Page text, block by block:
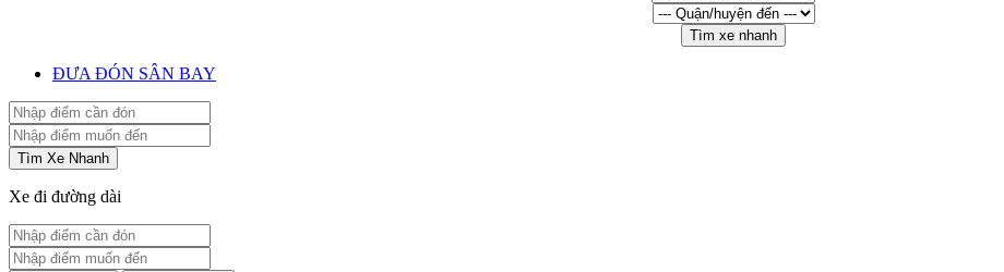
Tìm xe nhanh
ĐƯA ĐÓN SÂN BAY
Tìm Xe Nhanh
Xe đi đường dài